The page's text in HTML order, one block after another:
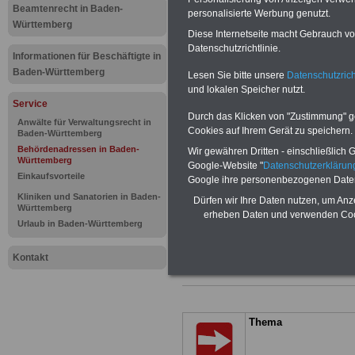
Beamtenrecht in Baden-
Württemberg
Informationen für Beschäftigte in
Baden-Württemberg
Service
Anwälte für Verwaltungsrecht in
Baden-Württemberg
Behördenadressen in Baden-
Württemberg
Einkaufsvorteile
Kliniken und Sanatorien in Baden-
Württemberg
Urlaub in Baden-Württemberg
Kontakt
Behördenadressen,
Einrichtungen des
BEHÖRDEN-ABOmit 3 Ratgebern
und Beamte, Beamten-
(Bund/Länder) sowie Beihilferecht in
gegliedert und erläutern auch
Sachverhalte verständlich (auch für
Baden-Württemberggeeignet).
DasBEHÖRDEN-ABO >>> kann
werden
ACHTUNG Neue Broschüre zum
Teilweise 5-stellige Nachzahlungen
Thema
personalisierte Werbung genutzt.
Diese Internetseite macht Gebrauch
Datenschutzrichtlinie.
Lesen Sie bitte unsere
und lokalen Speicher nutzt.
Durch das Klicken von "Zustimmung"
Cookies auf Ihrem Gerät zu speichern.
Wir gewähren Dritten - einschließlich
Google-Website "
Google ihre personenbezogenen
Dürfen wir Ihre Daten nutzen, um
erheben Daten und verwenden